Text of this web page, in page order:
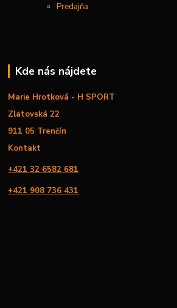
Predajňa
Kde nás nájdete
Marie Hrotková - H SPORT
Zlatovská 22
911 05 Trenčín
Kontakt
+421 32 6582 681
+421 908 736 431